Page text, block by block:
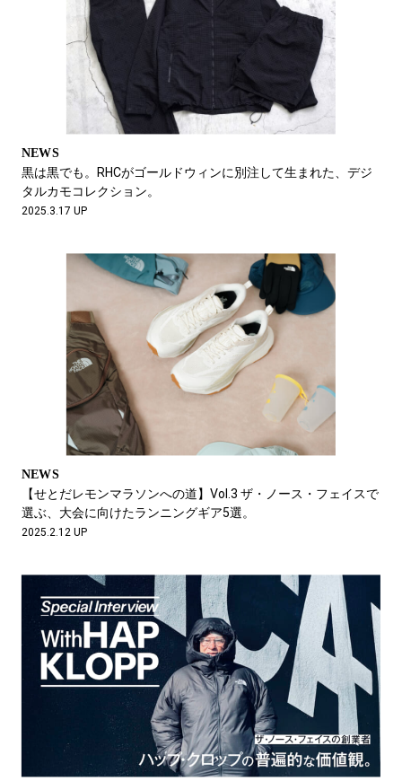
NEWS
黒は黒でも。RHCがゴールドウィンに別注して生まれた、デジ
タルカモコレクション。
2025.3.17 UP
NEWS
【せとだレモンマラソンへの道】Vol.3 ザ・ノース・フェイスで
選ぶ、大会に向けたランニングギア5選。
2025.2.12 UP